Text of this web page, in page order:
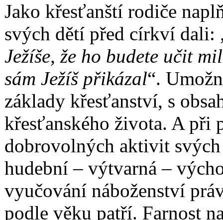
Jako křesťanští rodiče
svých dětí před církví dali:
Ježíše, že ho budete učit
sám Ježíš přikázal“.
základy křesťanství, s
křesťanského života. A při
dobrovolných aktivit
hudební – výtvarná –
vyučování náboženství
podle věku patří. Farnost